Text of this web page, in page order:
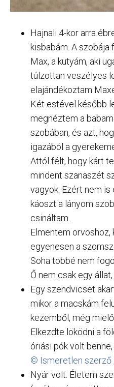
Hajnali 4-kor arra
kisbabám. A
Max, a kutyám, aki
túlzottan veszélyes
elajándékoztam
Két estével később
megnéztem a
szobában, és azt,
igazából a
Attól félt, hogy kárt
mindent szanaszét
vagyok. Ezért nem
káoszt a lányom
csináltam.
Elmentem
egyenesen a
Soha többé nem
Ő nem csak egy
Egy szendvicset
mikor a macskám
kezemből, még
Elkezdte löködni a
óriási pók volt
© Ismeretlen szerző
Nyár volt. Életem